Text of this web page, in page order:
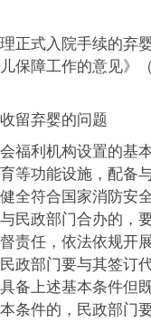
正式入院手续的弃
保障工作的意见》
留弃婴的问题
福利机构设置的基
等功能设施，配备
全符合国家消防安
民政部门合办的，
责任，依法依规开
政部门要与其签订
备上述基本条件但
条件的，民政部门